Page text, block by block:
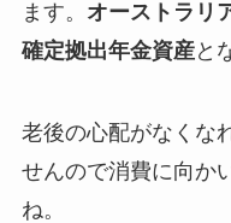
ます。 オーストラリ
確定拠出年金資産と
老後の心配がなくな
せんので消費に向か
ね。